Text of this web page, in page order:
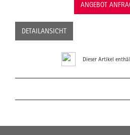
ANGEBOT
DETAILANSICHT
Dieser Artikel